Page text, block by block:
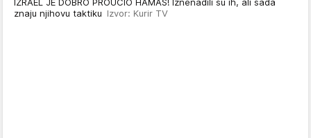
znaju njihovu taktiku Izvor: Kurir TV